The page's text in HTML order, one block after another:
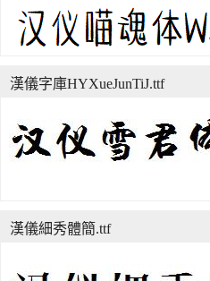
漢儀字庫HYXueJunTiJ.ttf
漢儀細秀體簡.ttf